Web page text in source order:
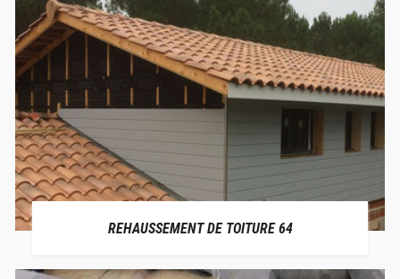
REHAUSSEMENT DE TOITURE 64